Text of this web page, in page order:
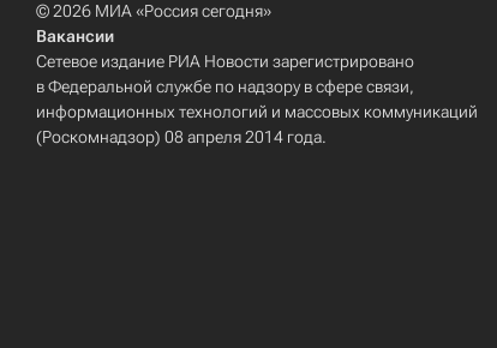
© 2026 МИА «Россия сегодня»
Вакансии
Сетевое издание РИА Новости зарегистрировано
в Федеральной службе по надзору в сфере связи,
информационных технологий и массовых коммуникаций
(Роскомнадзор) 08 апреля 2014 года.